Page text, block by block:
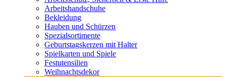
Arbeitshandschuhe
Bekleidung
Hauben und Schürzen
Spezialsortimente
Geburtstagskerzen mit Halter
Spielkarten und Spiele
Festutensilien
Weihnachtsdekor